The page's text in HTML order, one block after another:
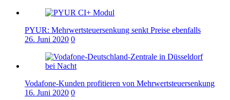
PYUR: Mehrwertsteuersenkung senkt Preise ebenfalls
26. Juni 2020 0
Vodafone-Kunden profitieren von Mehrwertsteuersenkung
16. Juni 2020 0